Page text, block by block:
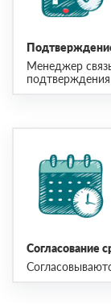
Менеджер
подтверждения
Согласование